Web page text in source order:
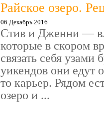
Райское озеро.
06 Декабрь 2016
Стив и Дженни —
которые в скором
связать себя узами
уикендов они едут
то карьер. Рядом
озеро и ...